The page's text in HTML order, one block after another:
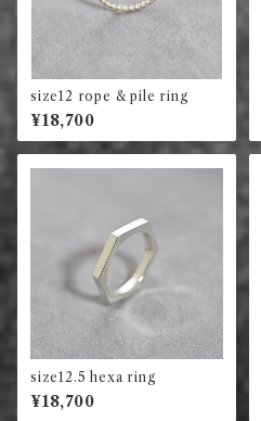
size12 rope & pile ring
¥18,700
size12.5 hexa ring
¥18,700